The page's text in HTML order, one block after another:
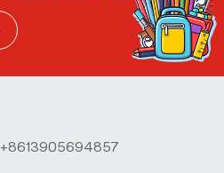
+8613905694857